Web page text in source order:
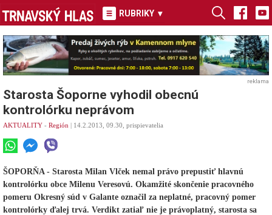
RUBRIKY ▾
reklama
Starosta Šoporne vyhodil obecnú
kontrolórku neprávom
AKTUALITY - Región | 14.2.2013, 09.30, prispievatelia
ŠOPORŇA - Starosta Milan Vlček nemal právo prepustiť hlavnú
kontrolórku obce Milenu Veresovú. Okamžité skončenie pracovného
pomeru Okresný súd v Galante označil za neplatné, pracovný pomer
kontrolórky ďalej trvá. Verdikt zatiaľ nie je právoplatný, starosta sa